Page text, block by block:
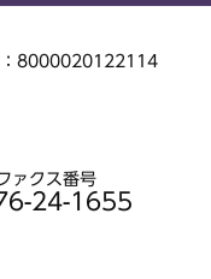
：8000020122114
ァクス番号
24-1655